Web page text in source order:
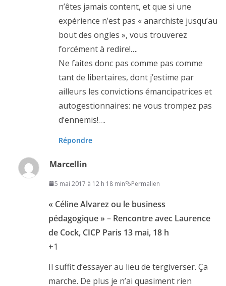
n’êtes jamais content, et que si une
expérience n’est pas « anarchiste jusqu’au
bout des ongles », vous trouverez
forcément à redire!….
Ne faites donc pas comme pas comme
tant de libertaires, dont j’estime par
ailleurs les convictions émancipatrices et
autogestionnaires: ne vous trompez pas
d’ennemis!….
Répondre
Marcellin
5 mai 2017 à 12 h 18 min Permalien
« Céline Alvarez ou le business
pédagogique » – Rencontre avec Laurence
de Cock, CICP Paris 13 mai, 18 h
+1
Il suffit d’essayer au lieu de tergiverser. Ça
marche. De plus je n’ai quasiment rien